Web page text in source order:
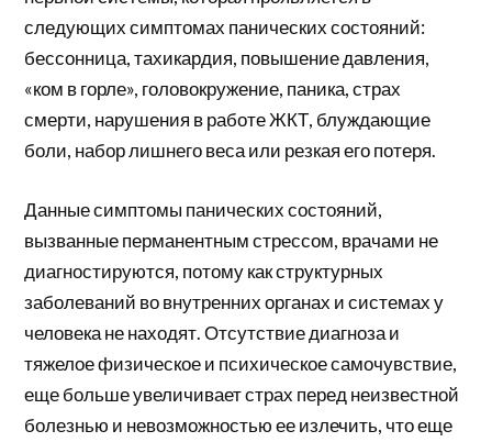
следующих симптомах панических состояний:
бессонница, тахикардия, повышение давления,
«ком в горле», головокружение, паника, страх
смерти, нарушения в работе ЖКТ, блуждающие
боли, набор лишнего веса или резкая его потеря.
Данные симптомы панических состояний,
вызванные перманентным стрессом, врачами не
диагностируются, потому как структурных
заболеваний во внутренних органах и системах у
человека не находят. Отсутствие диагноза и
тяжелое физическое и психическое самочувствие,
еще больше увеличивает страх перед неизвестной
болезнью и невозможностью ее излечить, что еще